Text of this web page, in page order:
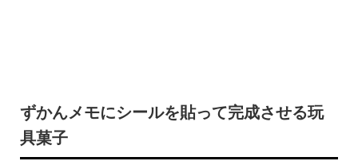
ずかんメモにシールを貼って完成させる玩
具菓子